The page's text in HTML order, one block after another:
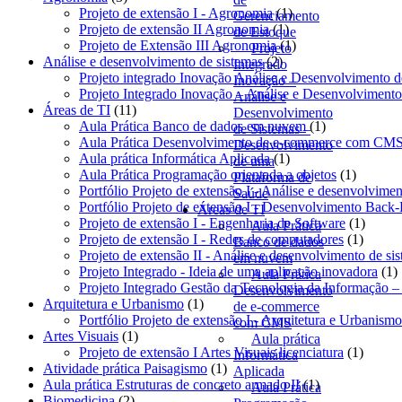
Gerenciamento
de Estoque
Projeto
Integrado
Inovação –
Análise e
Desenvolvimento
de Sistemas –
Desenvolvimento
de uma
Plataforma de
Saúde
Áreas de TI
Aula Prática
Banco de dados
em nuvem
Aula Prática
Desenvolvimento
de e-commerce
com CMS
Aula prática
Informática
Aplicada
Aula Prática
produtos
Projeto de extensão I - Agronomia 11
produto
Projeto de extensão II Agronomia 11
produto
Projeto de Extensão III Agronomia 11
Análise e desenvolvimento de sistemas 22
produtos
Projeto integrado Inovação Análise e Desenvolvimento
Projeto Integrado Inovação – Análise e
Áreas de TI 1111
produtos
Aula Prática Banco de dados em nuvem 11
produto
Aula Prática Desenvolvimento de e-commerce com CMS
Aula prática Informática Aplicada 11
produto
Aula Prática Programação orientada a objetos 11
produto
Portfólio Projeto de extensão I - Análise e
Portfólio Projeto de extensão I - Desenvolvimento Back-
Projeto de extensão I - Engenharia de Software 11
produto
Projeto de extensão I - Redes de computadores 11
produto
Projeto de extensão II - Análise e desenvolvimento de
Projeto Integrado - Ideia de uma aplicação inovadora 11
Projeto Integrado Gestão da Tecnologia da Informação
Arquitetura e Urbanismo 11
produto
Portfólio Projeto de extensão I - Arquitetura e Urbanismo
Artes Visuais 11
produto
Projeto de extensão I Artes Visuais licenciatura 11
Atividade prática Paisagismo 11
produto
Aula prática Estruturas de concreto armado II 11